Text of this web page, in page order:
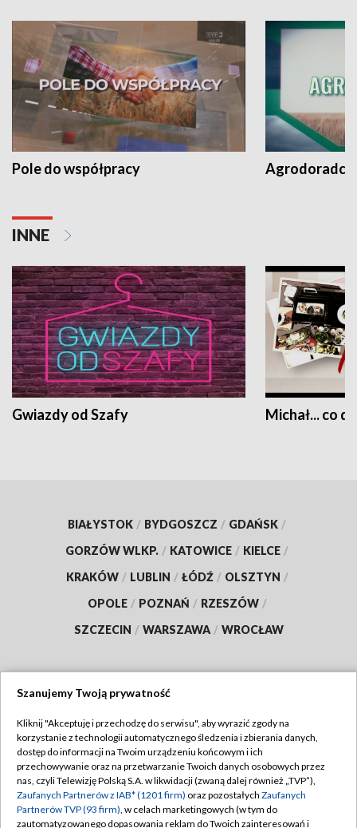
Pole do współpracy Agrodoradcy
INNE
Gwiazdy od Szafy Michał... co
BIAŁYSTOK / BYDGOSZCZ / GDAŃSK /
GORZÓW WLKP. / KATOWICE / KIELCE /
KRAKÓW / LUBLIN / ŁÓDŹ / OLSZTYN /
OPOLE / POZNAŃ / RZESZÓW /
SZCZECIN / WARSZAWA / WROCŁAW
TVP
Abonament TVP
Emisja w TVP
Centrum informacji TVP
Regulamin TVP
Polityka prywatności
Moje zgody
Szanujemy Twoją prywatność
Kliknij "Akceptuję i przechodzę do serwisu", aby wyrazić zgody na
korzystanie z technologii automatycznego śledzenia i zbierania danych,
dostęp do informacji na Twoim urządzeniu końcowym i ich
przechowywanie oraz na przetwarzanie Twoich danych osobowych przez
nas, czyli Telewizję Polską S.A. w likwidacji (zwaną dalej również „TVP”),
Zaufanych Partnerów z IAB* (1201 firm) oraz pozostałych Zaufanych
Partnerów TVP (93 firm), w celach marketingowych (w tym do
zautomatyzowanego dopasowania reklam do Twoich zainteresowań i